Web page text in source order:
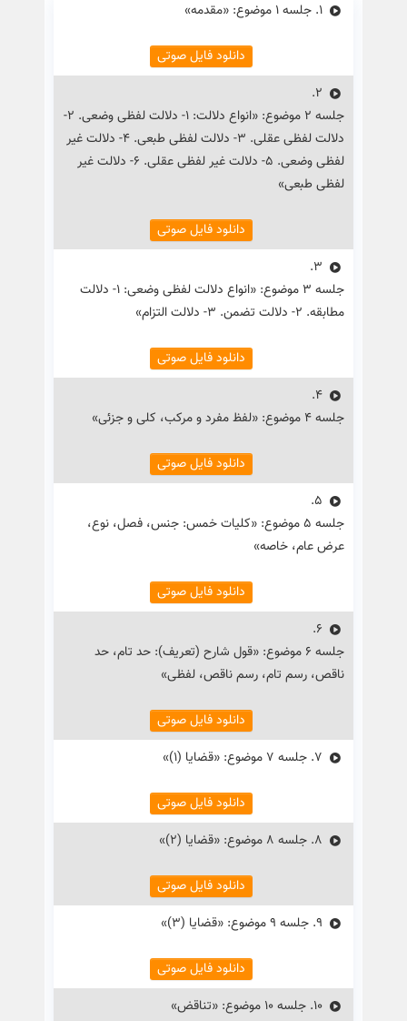
1. جلسه ۱ موضوع: «مقدمه»
دانلود فایل صوتی
2.
جلسه ۲ موضوع: «انواع دلالت: ۱- دلالت لفظی وضعی. ۲-
دلالت لفظی عقلی. ۳- دلالت لفظی طبعی. ۴- دلالت غیر
لفظی وضعی. ۵- دلالت غیر لفظی عقلی. ۶- دلالت غیر
لفظی طبعی»
دانلود فایل صوتی
3.
جلسه ۳ موضوع: «انواع دلالت لفظی وضعی: ۱- دلالت
مطابقه. ۲- دلالت تضمن. ۳- دلالت التزام»
دانلود فایل صوتی
4.
جلسه ۴ موضوع: «لفظ مفرد و مرکب، کلی و جزئی»
دانلود فایل صوتی
5.
جلسه ۵ موضوع: «کلیات خمس: جنس، فصل، نوع،
عرض عام، خاصه»
دانلود فایل صوتی
6.
جلسه ۶ موضوع: «قول شارح (تعریف): حد تام، حد
ناقص، رسم تام، رسم ناقص، لفظی»
دانلود فایل صوتی
7. جلسه ۷ موضوع: «قضایا (۱)»
دانلود فایل صوتی
8. جلسه ۸ موضوع: «قضایا (۲)»
دانلود فایل صوتی
9. جلسه ۹ موضوع: «قضایا (۳)»
دانلود فایل صوتی
10. جلسه ۱۰ موضوع: «تناقض»